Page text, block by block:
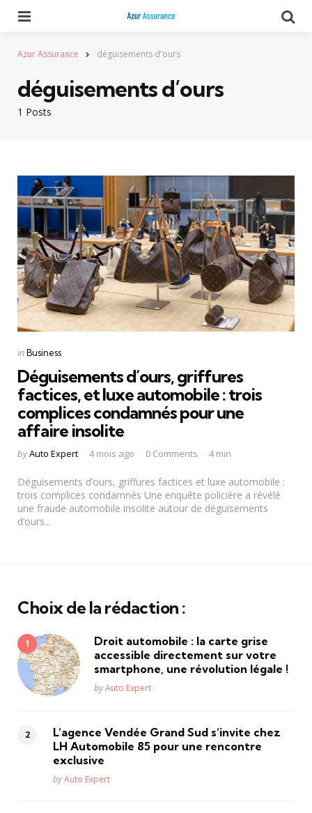
Azur Assurance déguisements d'ours
1 Posts
déguisements d’ours
Categories
Posted
inBusiness
Déguisements d’ours, griffures
factices, et luxe automobile : trois
complices condamnés pour une
affaire insolite
Posted
byAuto Expert 4 mois ago 0 Comments 4 min
Déguisements d’ours, griffures factices et luxe automobile :
trois complices condamnés Une enquête policière a révélé
une fraude automobile insolite autour de déguisements
d’ours...
Choix de la rédaction :
Droit automobile : la carte grise
accessible directement sur votre
smartphone, une révolution légale !
Posted
byAuto Expert
L’agence Vendée Grand Sud s’invite chez
LH Automobile 85 pour une rencontre
exclusive
Posted
byAuto Expert